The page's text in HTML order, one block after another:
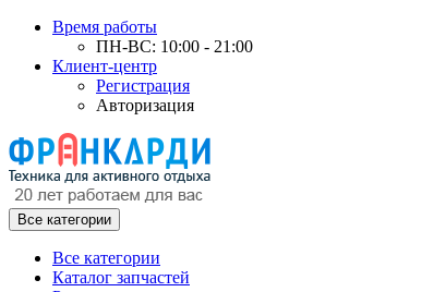
Время работы
ПН-ВС: 10:00 - 21:00
Клиент-центр
Регистрация
Авторизация
Все категории
Все категории
Каталог запчастей